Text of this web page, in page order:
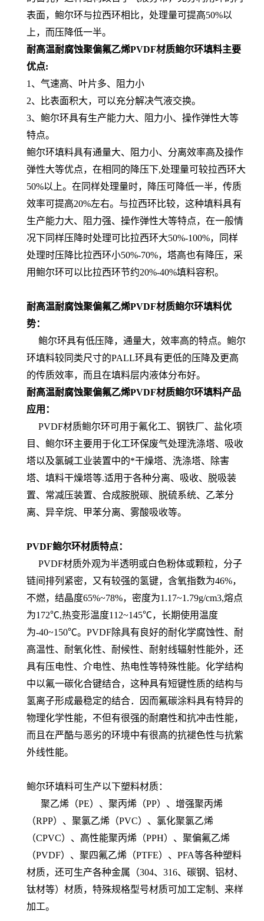
表面，鲍尔环与拉西环相比，处理量可提高50%以
上，而压降低一半。
耐高温耐腐蚀聚偏氟乙烯PVDF材质鲍尔环填料主要
优点:
1、气速高、叶片多、阻力小
2、比表面积大，可以充分解决气液交换。
3、鲍尔环具有生产能力大、阻力小、操作弹性大等
特点。
鲍尔环填料具有通量大、阻力小、分离效率高及操作
弹性大等优点，在相同的降压下,处理量可较拉西环大
50%以上。在同样处理量时，降压可降低一半，传质
效率可提高20%左右。与拉西环比较，这种填料具有
生产能力大、阻力强、操作弹性大等特点，在一般情
况下同样压降时处理可比拉西环大50%-100%，同样
处理时压降比拉西环小50%-70%，塔高也有降压，采
用鲍尔环可以比拉西环节约20%-40%填料容积。
耐高温耐腐蚀聚偏氟乙烯PVDF材质鲍尔环填料优
势：
鲍尔环具有低压降，通量大，效率高的特点。鲍尔
环填料较同类尺寸的PALL环具有更低的压降及更高
的传质效率，而且在填料层内液体分布好。
耐高温耐腐蚀聚偏氟乙烯PVDF材质鲍尔环填料产品
应用：
PVDF材质鲍尔环可用于氟化工、钢铁厂、盐化项
目、鲍尔环主要用于化工环保废气处理洗涤塔、吸收
塔以及氯碱工业装置中的*干燥塔、洗涤塔、除害
塔、填料干燥塔等.适用于各种分离、吸收、脱吸装
置、常减压装置、合成胺脱碳、脱硫系统、乙苯分
离、异辛烷、甲苯分离、雾酸吸收等。
PVDF鲍尔环材质特点：
PVDF材质外观为半透明或白色粉体或颗粒，分子
链间排列紧密，又有较强的氢键，含氧指数为46%，
不燃，结晶度65%~78%，密度为1.17~1.79g/cm3,熔点
为172℃,热变形温度112~145℃，长期使用温度
为-40~150℃。PVDF除具有良好的耐化学腐蚀性、耐
高温性、耐氧化性、耐候性、耐射线辐射性能外，还
具有压电性、介电性、热电性等特殊性能。化学结构
中以氟一碳化合键结合，这种具有短键性质的结构与
氢离子形成最稳定的结合．因而氟碳涂料具有特异的
物理化学性能，不但有很强的耐磨性和抗冲击性能，
而且在严酷与恶劣的环境中有很高的抗褪色性与抗紫
外线性能。
鲍尔环填料可生产以下塑料材质：
聚乙烯（PE）、聚丙烯（PP）、增强聚丙烯
（RPP）、聚氯乙烯（PVC）、氯化聚氯乙烯
（CPVC）、高性能聚丙烯（PPH）、聚偏氟乙烯
（PVDF）、聚四氟乙烯（PTFE）、PFA等各种塑料
材质，还可生产各种金属（304、316、碳钢、铝材、
钛材等）材质，特殊规格型号材质可加工定制、来样
加工。